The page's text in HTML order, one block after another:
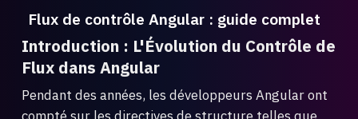
Flux de contrôle Angular : guide complet
Introduction : L'Évolution du Contrôle de
Flux dans Angular
Pendant des années, les développeurs Angular ont